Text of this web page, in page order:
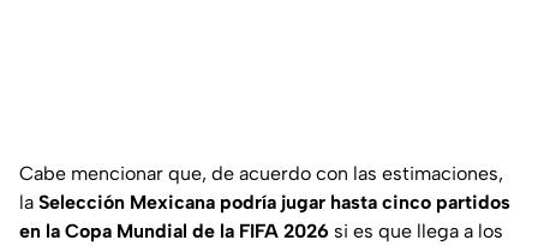
Cabe mencionar que, de acuerdo con las estimaciones,
la Selección Mexicana podría jugar hasta cinco partidos
en la Copa Mundial de la FIFA 2026 si es que llega a los